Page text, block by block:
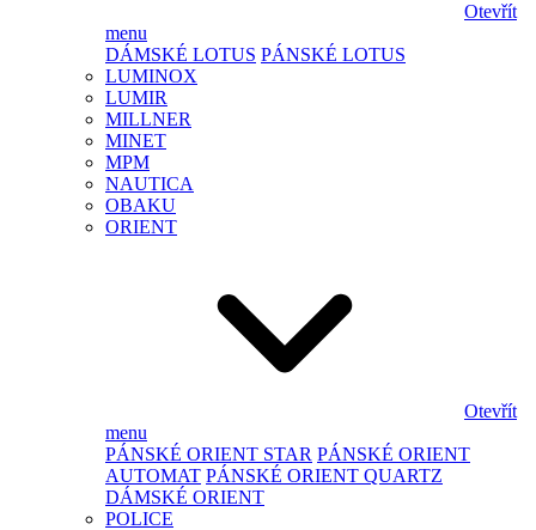
Otevřít
menu
DÁMSKÉ LOTUS PÁNSKÉ LOTUS
LUMINOX
LUMIR
MILLNER
MINET
MPM
NAUTICA
OBAKU
ORIENT
Otevřít
menu
PÁNSKÉ ORIENT STAR PÁNSKÉ ORIENT
AUTOMAT PÁNSKÉ ORIENT QUARTZ
DÁMSKÉ ORIENT
POLICE